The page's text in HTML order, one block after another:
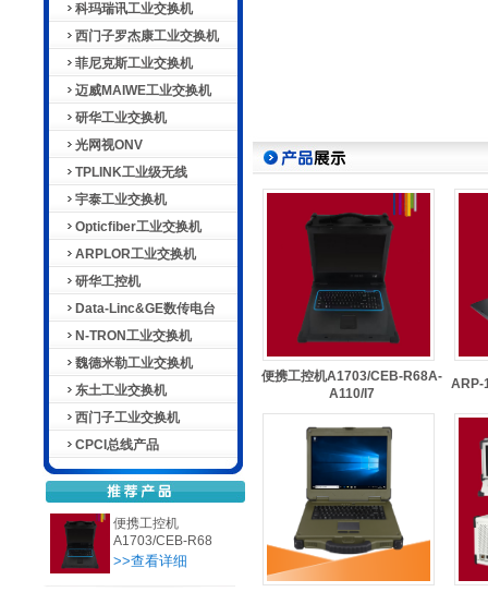
科玛瑞讯工业交换机
西门子罗杰康工业交换机
菲尼克斯工业交换机
迈威MAIWE工业交换机
研华工业交换机
光网视ONV
TPLINK工业级无线
宇泰工业交换机
Opticfiber工业交换机
ARPLOR工业交换机
研华工控机
Data-Linc&GE数传电台
N-TRON工业交换机
魏德米勒工业交换机
东土工业交换机
西门子工业交换机
CPCI总线产品
便携工控机
A1703/CEB-R68
>>查看详细
便携工控机A1703/CEB-R68A-
A110/I7
ARP-